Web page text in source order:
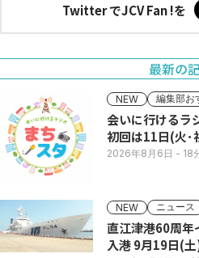
Twitter でJCV Fan !を
最新の
NEW 編集部お
会いに行けるラ
初回は11日(火･
2026年8月6日 - 18
NEW ニュース
直江津港60周年
入港 9月19日(